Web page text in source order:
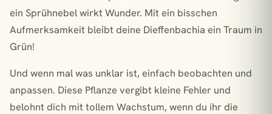
ein Sprühnebel wirkt Wunder. Mit ein bisschen
Aufmerksamkeit bleibt deine Dieffenbachia ein Traum in
Grün!
Und wenn mal was unklar ist, einfach beobachten und
anpassen. Diese Pflanze vergibt kleine Fehler und
belohnt dich mit tollem Wachstum, wenn du ihr die